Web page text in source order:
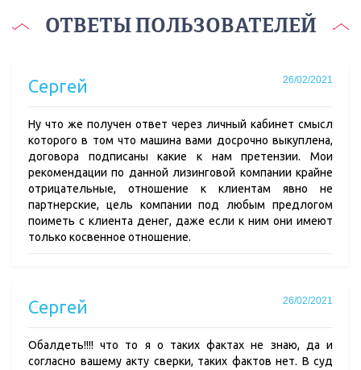
ОТВЕТЫ ПОЛЬЗОВАТЕЛЕЙ
Сергей 26/02/2021
Ну что же получен ответ через личный кабинет смысл
которого в том что машина вами досрочно выкуплена,
договора подписаны какие к нам претензии. Мои
рекомендации по данной лизинговой компании крайне
отрицательные, отношение к клиентам явно не
партнерские, цель компании под любым предлогом
поиметь с клиента денег, даже если к ним они имеют
только косвенное отношение.
Сергей 26/02/2021
Обалдеть!!!! что то я о таких фактах не знаю, да и
согласно вашему акту сверки, таких фактов нет. В суд